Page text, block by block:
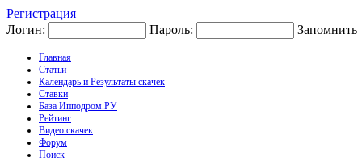
Регистрация
Логин:
Пароль: Запомнить
Главная
Статьи
Календарь и Результаты скачек
Ставки
База Ипподром.РУ
Рейтинг
Видео скачек
Форум
Поиск